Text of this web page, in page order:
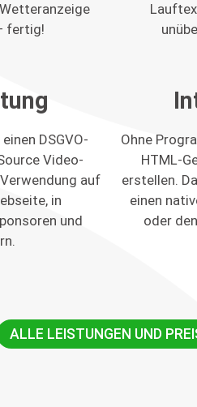
fertig!
DSGVO-
Video-
auf
in
und
Ohne
HTML-
erstellen.
einen
oder
ALLE LEISTUNGEN UND